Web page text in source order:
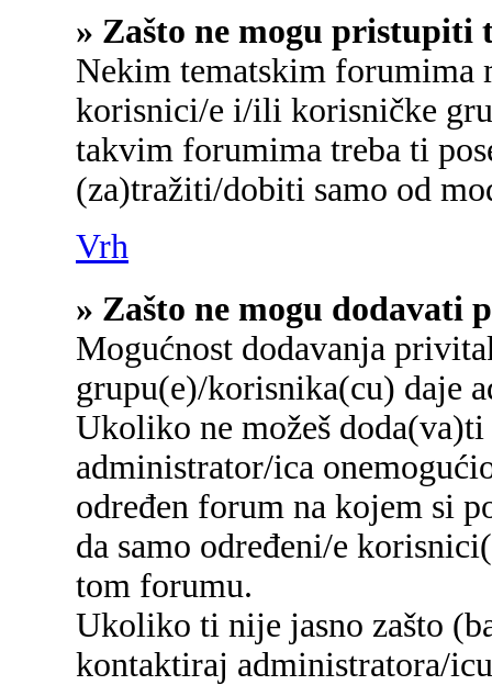
» Zašto ne mogu pristupiti
Nekim tematskim forumima
korisnici/e i/ili korisničke
takvim forumima treba ti
(za)tražiti/dobiti samo od
Vrh
» Zašto ne mogu dodavati
Mogućnost dodavanja
grupu(e)/korisnika(cu) daje
Ukoliko ne možeš
administrator/ica
određen forum na kojem si
da samo određeni/e
tom forumu.
Ukoliko ti nije jasno zašto
kontaktiraj administratora/